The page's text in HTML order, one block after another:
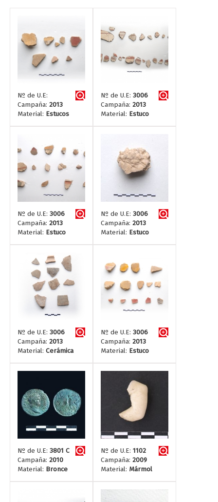
Nº de U.E:
Campaña: 2013
Material: Estucos
Nº de U.E: 3006
Campaña: 2013
Material: Estuco
Nº de U.E: 3006
Campaña: 2013
Material: Estuco
Nº de U.E: 3006
Campaña: 2013
Material: Estuco
Nº de U.E: 3006
Campaña: 2013
Material: Cerámica
Nº de U.E: 3006
Campaña: 2013
Material: Estuco
Nº de U.E: 3801 C
Campaña: 2010
Material: Bronce
Nº de U.E: 1102
Campaña: 2009
Material: Mármol